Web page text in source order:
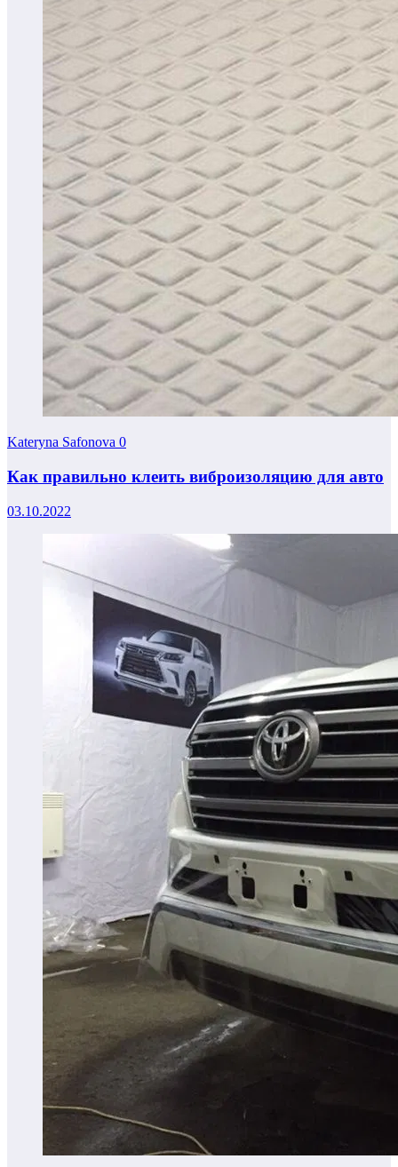
Kateryna Safonova 0
Как правильно клеить виброизоляцию для авто
03.10.2022